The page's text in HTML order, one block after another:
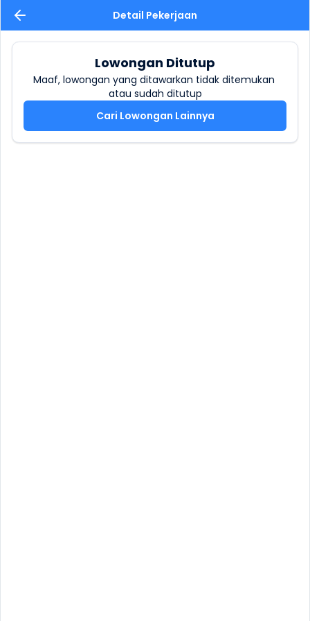
Detail Pekerjaan
Lowongan Ditutup
Maaf, lowongan yang ditawarkan tidak ditemukan
atau sudah ditutup
Cari Lowongan Lainnya